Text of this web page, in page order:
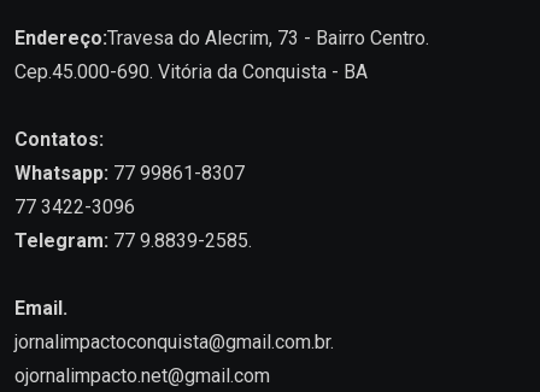
Endereço:Travesa do Alecrim, 73 - Bairro Centro.
Cep.45.000-690. Vitória da Conquista - BA
Contatos:
Whatsapp: 77 99861-8307
77 3422-3096
Telegram: 77 9.8839-2585.
Email.
jornalimpactoconquista@gmail.com.br.
ojornalimpacto.net@gmail.com